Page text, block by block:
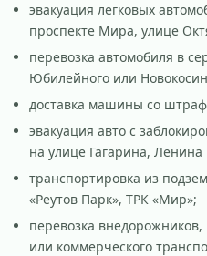
эвакуация легковых
проспекте Мира, улице
перевозка автомобиля в
Юбилейного или
доставка машины со
эвакуация авто с
на улице Гагарина,
транспортировка из
«Реутов Парк», ТРК «Мир»;
перевозка
или коммерческого